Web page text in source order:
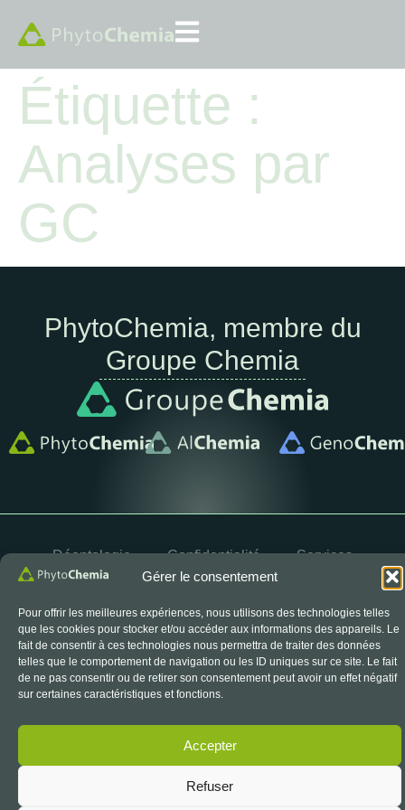
Gérer le consentement
Pour offrir les meilleures expériences, nous utilisons des technologies telles
que les cookies pour stocker et/ou accéder aux informations des appareils. Le
fait de consentir à ces technologies nous permettra de traiter des données
telles que le comportement de navigation ou les ID uniques sur ce site. Le fait
de ne pas consentir ou de retirer son consentement peut avoir un effet négatif
sur certaines caractéristiques et fonctions.
Accepter
Refuser
Étiquette :
Analyses par
GC
PhytoChemia, membre du
Groupe Chemia
© 2026 PhytoChemia. Tous droits réservés. Propulsé parOYÉ
Déontologie Confidentialité
Services
Blogue
Contact
Le symbole d’accréditation du CCN est un symbole officiel